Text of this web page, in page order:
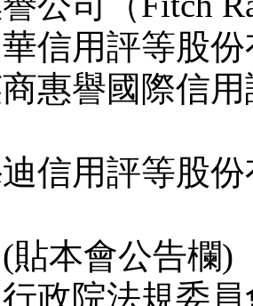
信用評等股
惠譽國際信
信用評等股
貼本會公告欄)
政院法規委